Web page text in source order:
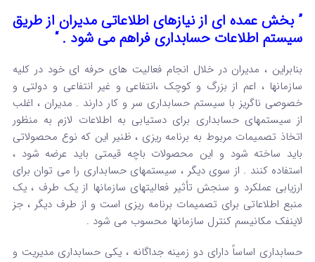
” بخش عمده ای از نیازهای اطلاعاتی مدیران از طریق
سیستم اطلاعات حسابداری فراهم می شود . “
بنابراین ، مدیران در خلال انجام فعالیت های حرفه ای خود در کلیه
سازمانها ، اعم از بزرگ و کوچک ،انتفاعی و غیر انتفاعی و دولتی و
خصوصی ناگریز با سیستم حسابداری سر و کار دارند . مدیران ، اغلب
از سیستمهای حسابداری برای دستیابی به اطلاعات لازم به منظور
اتخاذ تصمیمات مربوط به برنامه ریزی ، ظنیر این که نوع محصولاتی
باید ساخته شود و این محصولات باچه قیمتی باید عرضه شود ،
استفاده کنند . از سوی دیگر ، سیستمهای حسابداری را می توان برای
ارزیابی عملکرد و سنجش تأثیر فعالیتهای سازمانها از یک طرف ، یک
منبع اطلاعاتی برای تصمیمات برنامه ریزی است و از طرف دیگر ، جز
لاینفک مکانیسم کنترل سازمانها محسوب می شود .
حسابداری اساساً دارای دو زمینه جداگانه ، یکی حسابداری مدیریت و